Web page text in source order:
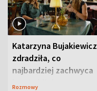
Katarzyna Bujakiewicz
zdradziła, co
najbardziej zachwyca
ją w Lublinie
Rozmowy